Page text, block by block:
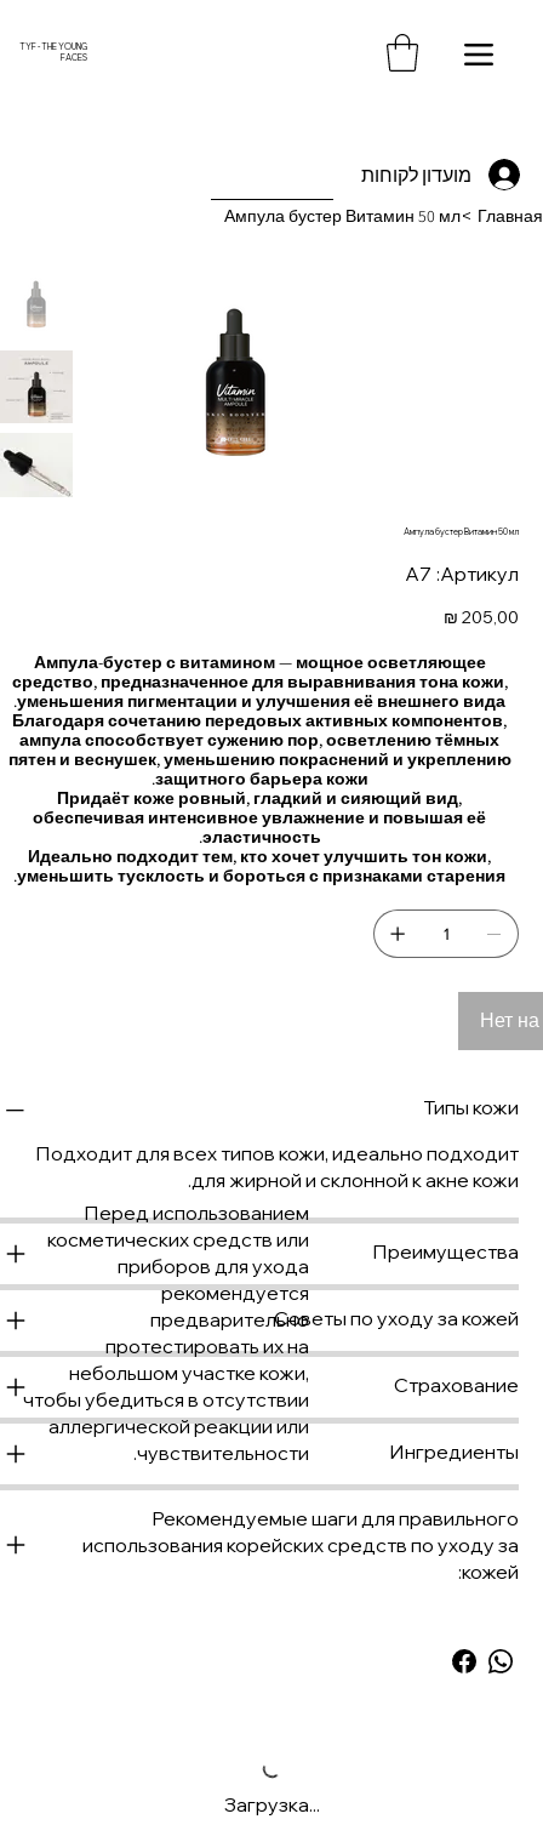
מועדון לקוחות
TYF - THE YOUNG
FACES
Главная
>
Ампула бустер Витамин 50 мл
Ампула бустер Витамин 50 мл
Артикул:
Артикул:
A7
A7
Цена205,00 ₪
Ампула-бустер с витамином — мощное осветляющее
средство, предназначенное для выравнивания тона кожи,
уменьшения пигментации и улучшения её внешнего вида.
Благодаря сочетанию передовых активных компонентов,
ампула способствуетсужению пор,осветлению тёмных
пятен и веснушек,уменьшению покраснений и укреплению
защитного барьера кожи
.
Придаёт коже ровный, гладкий и сияющий вид,
обеспечивая интенсивное увлажнение и повышая её
эластичность
.
Идеально подходит тем, кто хочетулучшить тон кожи,
уменьшить тусклость и бороться с признаками старения
.
Нет
Типы кожи
Подходит для всех типов кожи, идеально подходит
для жирной и склонной к акне кожи.
Преимущества
Советы по уходу за кожей
Страхование
Ингредиенты
Рекомендуемые шаги для правильного
использования корейских средств по уходу за
кожей:
Загрузка...
Перед использованием
косметических средств или
приборов для ухода
рекомендуется
предварительно
протестировать их на
небольшом участке кожи,
чтобы убедиться в отсутствии
аллергической реакции или
чувствительности.